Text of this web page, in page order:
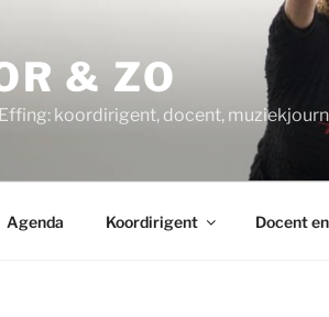
& ZO
koordirigent, docent,
Agenda Koordirigent Docent